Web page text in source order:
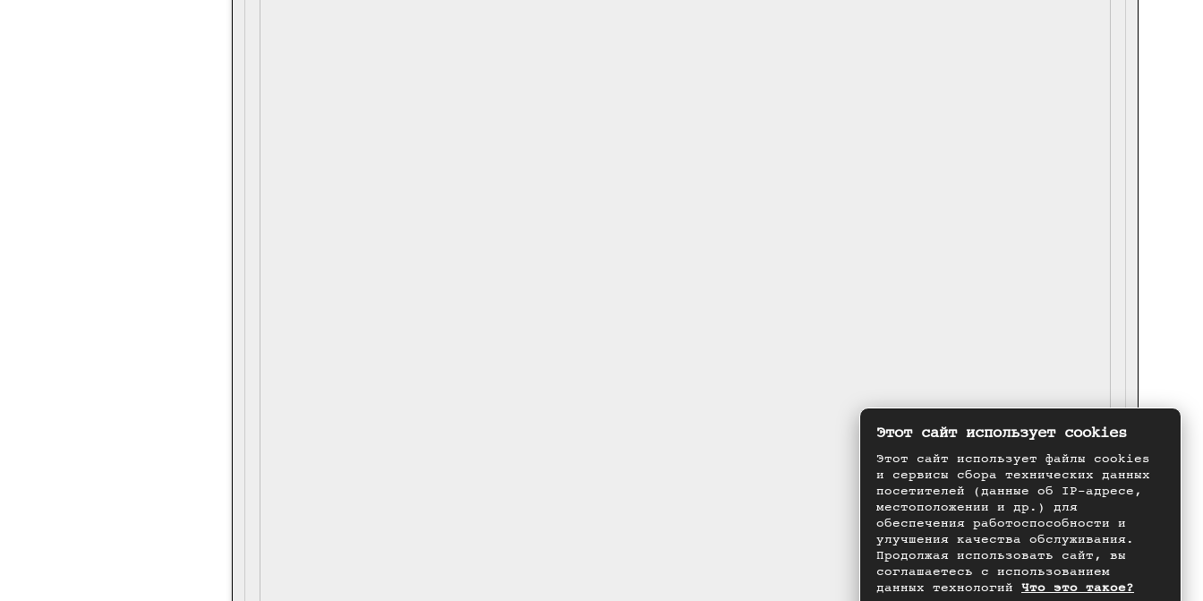
Этот сайт использует cookies
Этот сайт использует файлы cookies
и сервисы сбора технических данных
посетителей (данные об IP-адресе,
местоположении и др.) для
обеспечения работоспособности и
улучшения качества обслуживания.
Продолжая использовать сайт, вы
соглашаетесь с использованием
данных технологий Что это такое?